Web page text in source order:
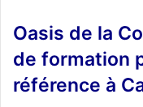
Oasis de la
de formation
référence à